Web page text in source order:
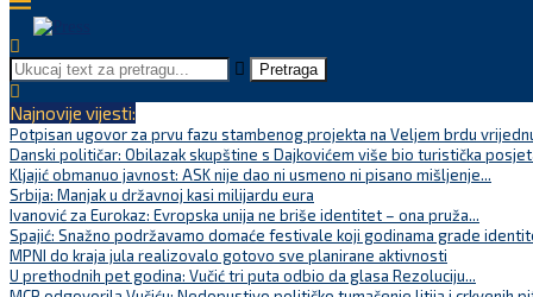
Pretraga
Najnovije vijesti:
Potpisan ugovor za prvu fazu stambenog projekta na Veljem brdu
Danski političar: Obilazak skupštine s Dajkovićem više bio turistička
Kljajić obmanuo javnost: ASK nije dao ni usmeno ni pisano mišljenje...
Srbija: Manjak u državnoj kasi milijardu eura
Ivanović za Eurokaz: Evropska unija ne briše identitet – ona pruža...
Spajić: Snažno podržavamo domaće festivale koji godinama grade
MPNI do kraja jula realizovalo gotovo sve planirane aktivnosti
U prethodnih pet godina: Vučić tri puta odbio da glasa Rezoluciju...